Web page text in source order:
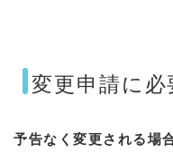
変更申請に必
予告なく変更される場